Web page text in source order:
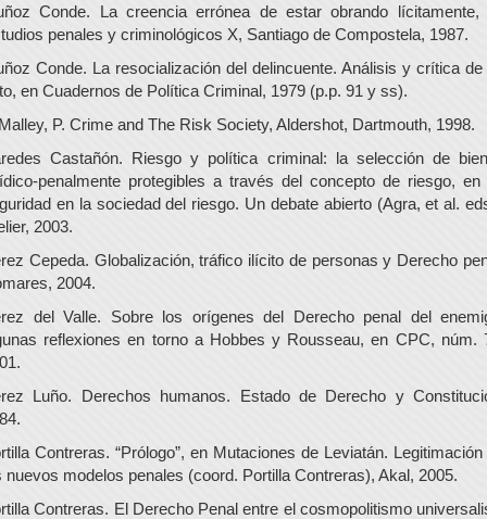
Conde. La creencia errónea de estar obrando lícitamente,
penales y criminológicos X, Santiago de Compostela, 1987.
Conde. La resocialización del delincuente. Análisis y crítica de
en Cuadernos de Política Criminal, 1979 (p.p. 91 y ss).
P. Crime and The Risk Society, Aldershot, Dartmouth, 1998.
Castañón. Riesgo y política criminal: la selección de
penalmente protegibles a través del concepto de riesgo, en
en la sociedad del riesgo. Un debate abierto (Agra, et al.
2003.
Cepeda. Globalización, tráfico ilícito de personas y Derecho
2004.
del Valle. Sobre los orígenes del Derecho penal del
reflexiones en torno a Hobbes y Rousseau, en CPC, núm.
Luño. Derechos humanos. Estado de Derecho y
Contreras. “Prólogo”, en Mutaciones de Leviatán. Legitimación
nuevos modelos penales (coord. Portilla Contreras), Akal, 2005.
Contreras. El Derecho Penal entre el cosmopolitismo